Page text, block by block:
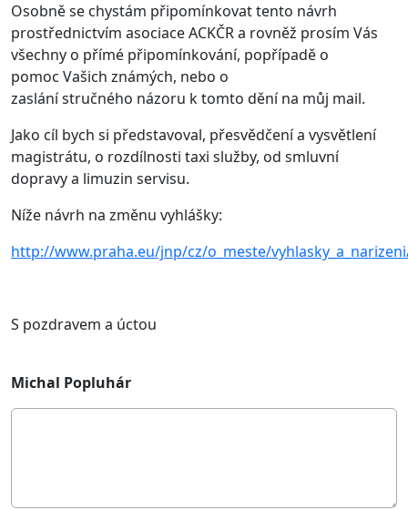
Osobně se chystám připomínkovat tento návrh
prostřednictvím asociace ACKČR a rovněž prosím Vás
všechny o přímé připomínkování, popřípadě o
pomoc Vašich známých, nebo o
zaslání stručného názoru k tomto dění na můj mail.
Jako cíl bych si představoval, přesvědčení a vysvětlení
magistrátu, o rozdílnosti taxi služby, od smluvní
dopravy a limuzin servisu.
Níže návrh na změnu vyhlášky:
http://www.praha.eu/jnp/cz/o_meste/
S pozdravem a úctou
Michal Popluhár